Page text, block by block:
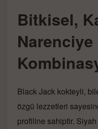
Bitkisel,
Black Jack kokteyli,
özgü lezzetleri
profiline sahiptir. Siyah